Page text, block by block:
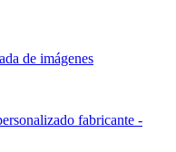
de imágenes
fabricante -